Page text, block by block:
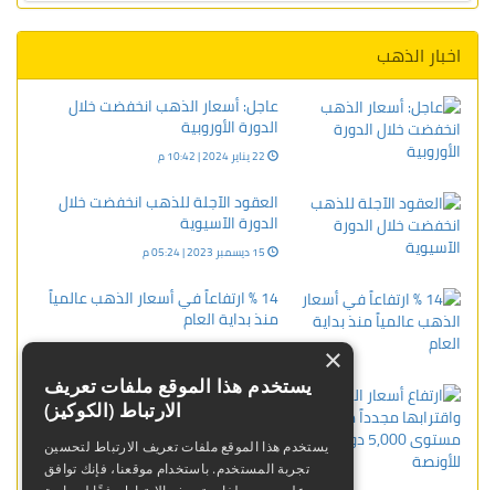
اخبار الذهب
عاجل: أسعار الذهب انخفضت خلال
الدورة الأوروبية
العقود الآجلة للذهب انخفضت خلال
الدورة الآسيوية
14 % ارتفاعاً في أسعار الذهب عالمياً
منذ بداية العام
11 أبريل 2024 | 03:13 م
ارتفاع أسعار الذهب واقترابها مجدداً
×
يستخدم هذا الموقع ملفات تعريف
الارتباط (الكوكيز)
يستخدم هذا الموقع ملفات تعريف الارتباط لتحسين
تجربة المستخدم. باستخدام موقعنا، فإنك توافق